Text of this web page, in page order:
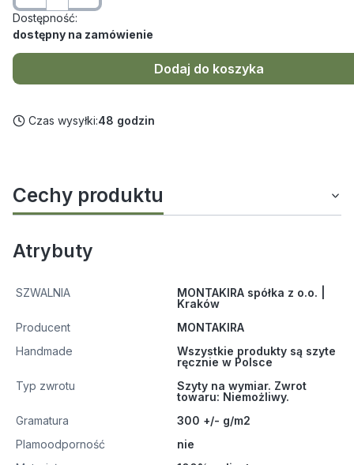
Dostępność:
dostępny na zamówienie
Dodaj do koszyka
Czas wysyłki:48 godzin
Cechy produktu
Atrybuty
SZWALNIA
MONTAKIRA spółka z o.o. |
Kraków
Producent
MONTAKIRA
Handmade
Wszystkie produkty są szyte
ręcznie w Polsce
Typ zwrotu
Szyty na wymiar. Zwrot
towaru: Niemożliwy.
Gramatura
300 +/- g/m2
Plamoodporność
nie